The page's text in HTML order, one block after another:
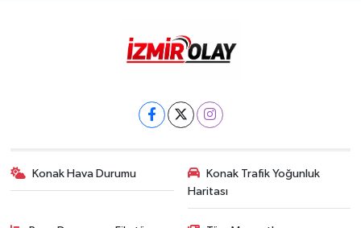
Konak Hava Durumu
Konak Trafik Yoğunluk
Haritası